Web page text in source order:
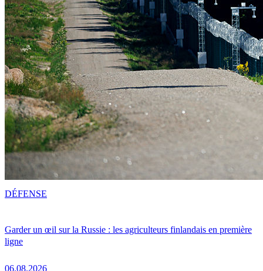
Garder un œil sur la Russie : les agriculteurs finlandais en première
ligne
06.08.2026
DÉFENSE